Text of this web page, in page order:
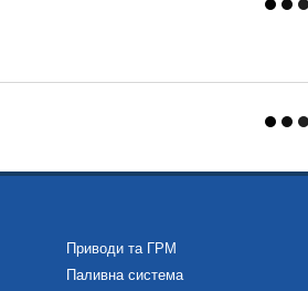
Приводи та ГРМ
Паливна система